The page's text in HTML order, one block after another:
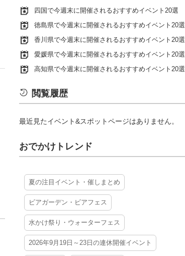
四国で今週末に開催されるおすすめイベント20選
徳島県で今週末に開催されるおすすめイベント20選
香川県で今週末に開催されるおすすめイベント20選
愛媛県で今週末に開催されるおすすめイベント20選
高知県で今週末に開催されるおすすめイベント20選
閲覧履歴
最近見たイベント&スポットページはありません。
おでかけトレンド
夏の注目イベント・催しまとめ
ビアガーデン・ビアフェス
水かけ祭り・ウォーターフェス
2026年9月19日～23日の連休開催イベント